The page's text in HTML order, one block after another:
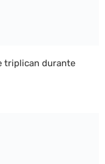
triplican durante